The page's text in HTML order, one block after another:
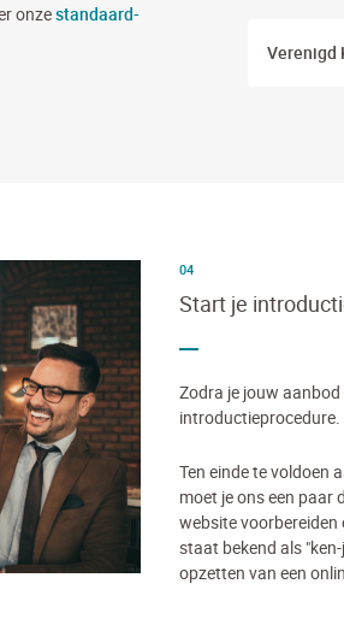
onzestandaard-
Verenigd
04
Start je
Zodra je jouw
introductieprocedure.
Ten einde te voldoen
moet je ons een paar
website
staat bekend als
opzetten van een